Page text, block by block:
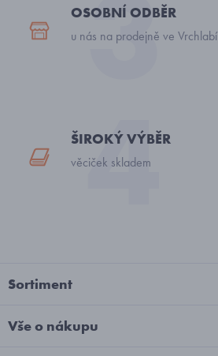
OSOBNÍ ODBĚR
u nás na prodejně ve Vrchlabí
ŠIROKÝ VÝBĚR
věciček skladem
Sortiment
Vše o nákupu